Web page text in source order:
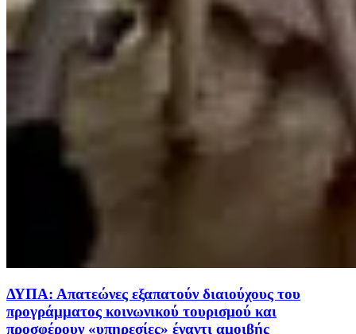
ΔΥΠΑ: Απατεώνες εξαπατούν διαιούχους του
προγράμματος κοινωνικού τουρισμού και
προσφέρουν «υπηρεσίες» έναντι αμοιβής